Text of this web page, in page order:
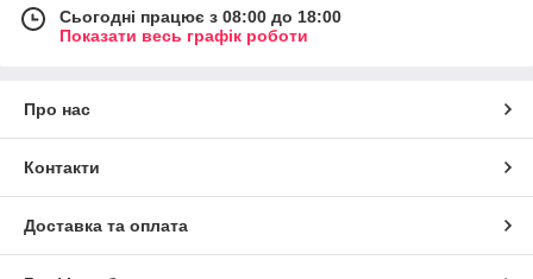
Сьогодні працює з 08:00 до 18:00
Показати весь графік роботи
Про нас
Контакти
Доставка та оплата